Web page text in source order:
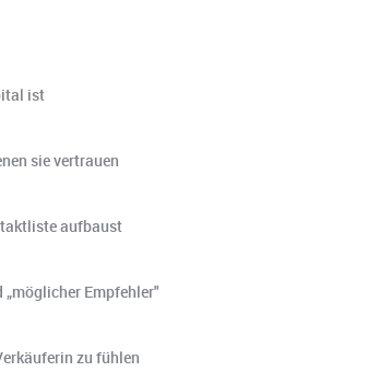
ist
sie vertrauen
aufbaust
Empfehler"
zu fühlen